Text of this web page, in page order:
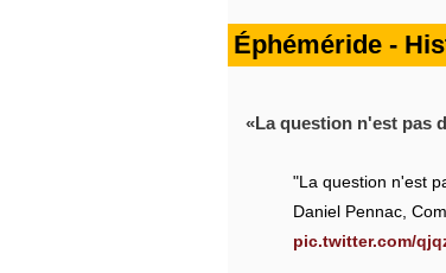
Éphéméride -
La question n'est pas
"La question n'est
Daniel Pennac,
pic.twitter.com/